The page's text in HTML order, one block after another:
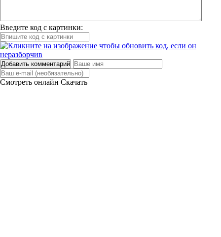
Введите код с картинки:
Добавить комментарий
Смотреть онлайн Скачать